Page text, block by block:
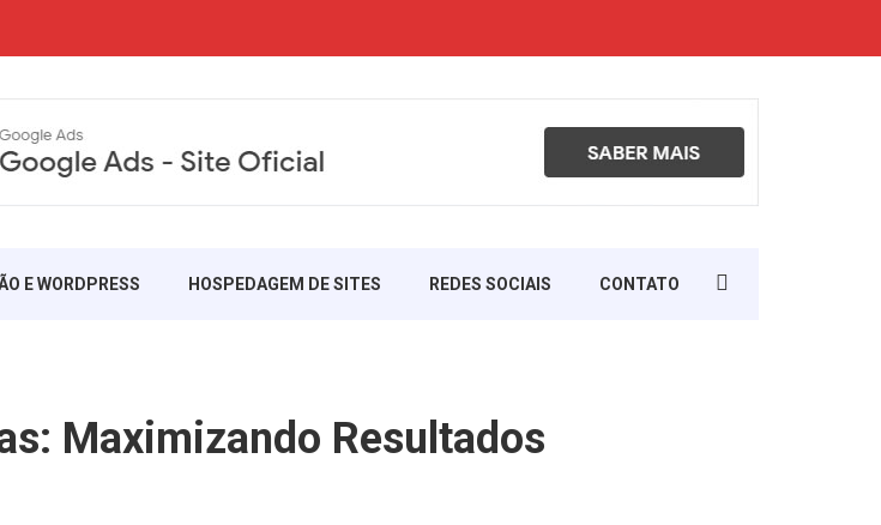
E WORDPRESS HOSPEDAGEM DE SITES REDES SOCIAIS CONTATO
Maximizando Resultados